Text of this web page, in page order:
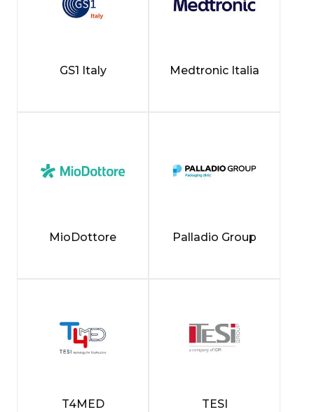
GS1 Italy Medtronic Italia
MioDottore Palladio Group
T4MED
TESI